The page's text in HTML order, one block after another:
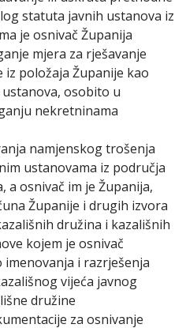
statuta javnih ustanova iz
je osnivač Županija
mjera za rješavanje
položaja Županije kao
osobito u
nekretninama
namjenskog trošenja
ustanovama iz područja
a osnivač im je Županija,
Županije i drugih izvora
družina i kazališnih
kojem je osnivač
i razrješenja
vijeća javnog
družine
za osnivanje